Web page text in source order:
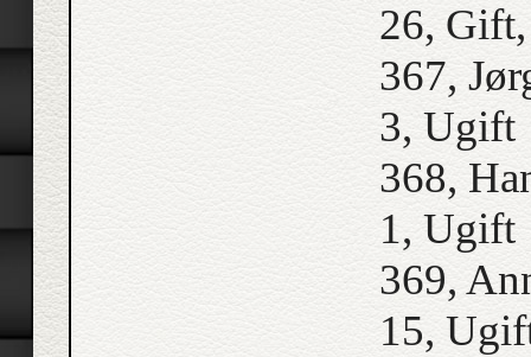
26,
367,
3, Ugift
368,
1, Ugift
369,
15,